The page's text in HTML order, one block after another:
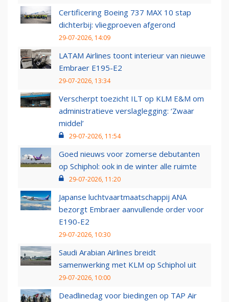
Certificering Boeing 737 MAX 10 stap
dichterbij: vliegproeven afgerond
29-07-2026, 14:09
LATAM Airlines toont interieur van nieuwe
Embraer E195-E2
29-07-2026, 13:34
Verscherpt toezicht ILT op KLM E&M om
administratieve verslaglegging: ‘Zwaar
middel’
29-07-2026, 11:54
Goed nieuws voor zomerse debutanten
op Schiphol: ook in de winter alle ruimte
29-07-2026, 11:20
Japanse luchtvaartmaatschappij ANA
bezorgt Embraer aanvullende order voor
E190-E2
29-07-2026, 10:30
Saudi Arabian Airlines breidt
samenwerking met KLM op Schiphol uit
29-07-2026, 10:00
Deadlinedag voor biedingen op TAP Air